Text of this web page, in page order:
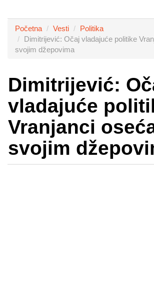
Početna Vesti
Politika
Dimitrijević: Očaj vladajuće politike
svojim džepovima
Dimitrijević:
vladajuće
Vranjanci
svojim